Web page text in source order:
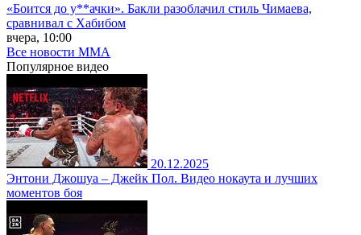
«Боится до у**ачки». Бакли разоблачил стиль Чимаева,
сравнивал с Хабибом
вчера, 10:00
Все новости MMA
Популярное видео
20.12.2025
Энтони Джошуа – Джейк Пол. Видео нокаута и лучших
моментов боя